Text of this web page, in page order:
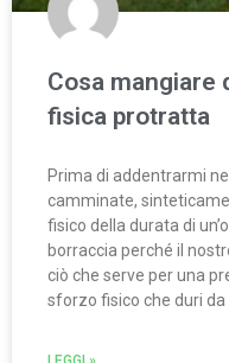
Cosa mangiare
fisica protratta
Prima di addentrarmi
camminate,
fisico della durata di
borraccia perché il
ciò che serve per una
sforzo fisico che duri da